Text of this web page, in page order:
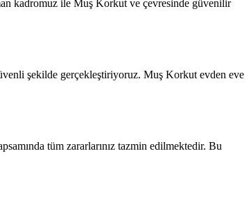
kadromuz ile Muş Korkut ve çevresinde güvenilir
şekilde gerçekleştiriyoruz. Muş Korkut evden eve
tüm zararlarınız tazmin edilmektedir. Bu